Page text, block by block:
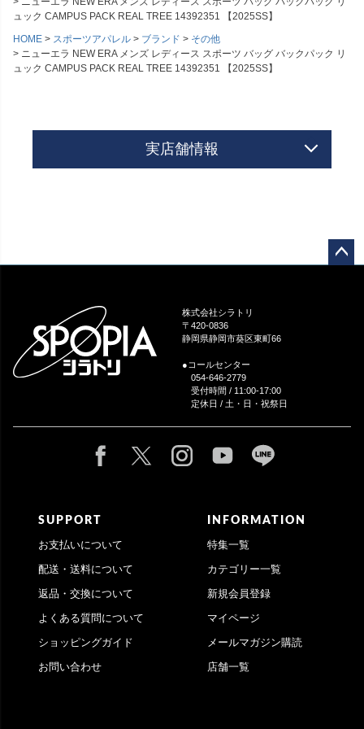
ュック CAMPUS PACK REAL TREE 14392351 【2025SS】
HOME
スポーツアパレル ブランド
その他
ニューエラ NEW ERA メンズ レディース スポーツ バッグ バックパック リ
ュック CAMPUS PACK REAL TREE 14392351 【2025SS】
実店舗情報
株式会社シラトリ
〒420-0836
静岡県静岡市葵区東町66
●コールセンター
054-646-2779
受付時間 / 11:00-17:00
定休日 / 土・日・祝祭日
SUPPORT
お支払いについて
配送・送料について
返品・交換について
よくある質問について
ショッピングガイド
お問い合わせ
INFORMATION
特集一覧
カテゴリー一覧
新規会員登録
マイページ
メールマガジン購読
店舗一覧